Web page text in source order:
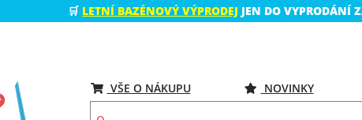
🛒 LETNÍ BAZÉNOVÝ VÝPRODEJ JEN DO VYPRODÁNÍ
VŠE O NÁKUPU NOVINKY